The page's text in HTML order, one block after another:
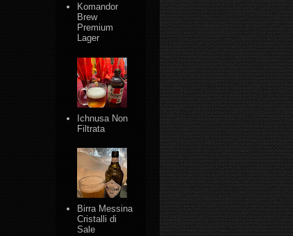
Komandor
Brew
Premium
Lager
Ichnusa Non
Filtrata
Birra Messina
Cristalli di
Sale